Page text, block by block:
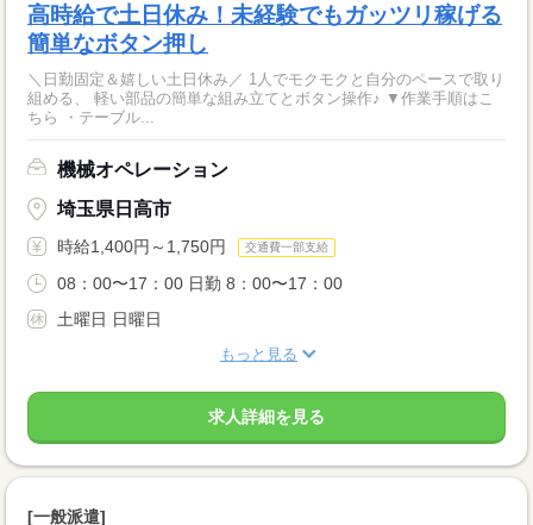
高時給で土日休み！未経験でもガッツリ稼げる
簡単なボタン押し
＼日勤固定＆嬉しい土日休み／ 1人でモクモクと自分のペースで取り
組める、 軽い部品の簡単な組み立てとボタン操作♪ ▼作業手順はこ
ちら ・テーブル...
機械オペレーション
埼玉県日高市
時給1,400円～1,750円 交通費一部支給
08：00〜17：00 日勤 8：00〜17：00
土曜日 日曜日
もっと見る
求人詳細を見る
[一般派遣]